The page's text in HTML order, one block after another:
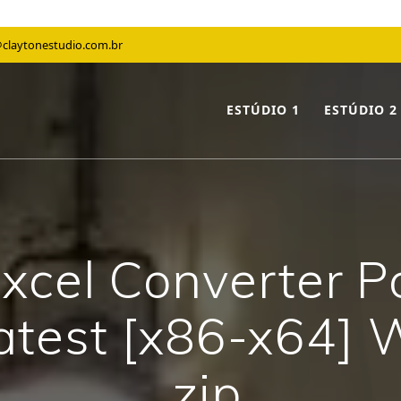
ESTÚDIO 1 ESTÚDIO 2
Converter
[x86-x64]